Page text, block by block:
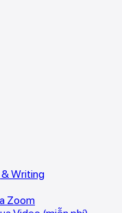
Writing
Zoom